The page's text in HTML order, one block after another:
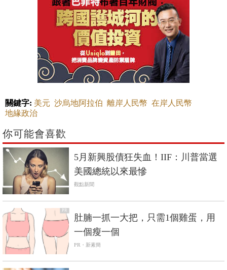
關鍵字: 美元 沙烏地阿拉伯 離岸人民幣 在岸人民幣
地緣政治
你可能會喜歡
5月新興股債狂失血！IIF：川普當選
美國總統以來最慘
觀點新聞
PR
肚腩一抓一大把，只需1個雞蛋，用
一個瘦一個
PR・新素簡